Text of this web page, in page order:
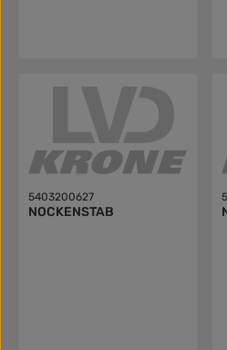
5403200627
NOCKENSTAB